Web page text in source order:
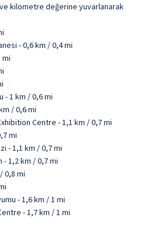
ve kilometre değerine yuvarlanarak
- 0,6 km / 0,4 mi
mi
- 1 km / 0,6 mi
/ 0,6 mi
Centre - 1,1 km / 0,7 mi
mi
- 1,1 km / 0,7 mi
1,2 km / 0,7 mi
0,8 mi
- 1,6 km / 1 mi
- 1,7 km / 1 mi